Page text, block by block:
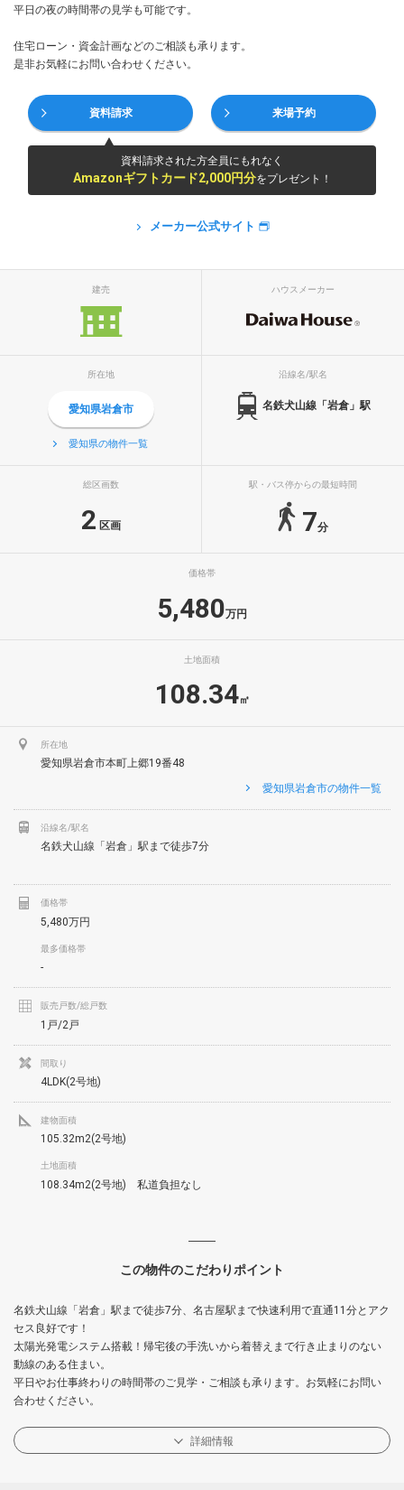
平日の夜の時間帯の見学も可能です。
住宅ローン・資金計画などのご相談も承ります。
是非お気軽にお問い合わせください。
資料請求 来場予約
資料請求された方全員にもれなく
Amazonギフトカード2,000円分をプレゼント！
メーカー公式サイト
建売 ハウスメーカー
所在地
愛知県岩倉市
愛知県の物件一覧
沿線名/駅名
名鉄犬山線「岩倉」駅
総区画数
2 区画
駅・バス停からの最短時間
7 分
価格帯
5,480万円
土地面積
108.34㎡
所在地
愛知県岩倉市本町上郷19番48
愛知県岩倉市の物件一覧
沿線名/駅名
名鉄犬山線「岩倉」駅まで徒歩7分
価格帯
5,480万円
最多価格帯
-
販売戸数/総戸数
1戸/2戸
間取り
4LDK(2号地)
建物面積
105.32m2(2号地)
土地面積
108.34m2(2号地) 私道負担なし
この物件のこだわりポイント
名鉄犬山線「岩倉」駅まで徒歩7分、名古屋駅まで快速利用で直通11分とアク
セス良好です！
太陽光発電システム搭載！帰宅後の手洗いから着替えまで行き止まりのない
動線のある住まい。
平日やお仕事終わりの時間帯のご見学・ご相談も承ります。お気軽にお問い
合わせください。
詳細情報